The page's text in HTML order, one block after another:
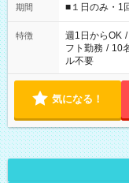
げるお仕事も！ ご希望のお時間に合わせてご紹介！ ※シ
ください！
期間 ■１日のみ・1
特徴 週1日からOK /
フト勤務 / 10
ル不要
気になる！